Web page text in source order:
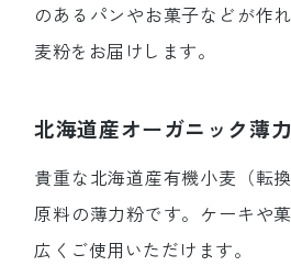
のあるパンやお菓子などが作
麦粉をお届けします。
北海道産オーガニック薄
貴重な北海道産有機小麦（転
原料の薄力粉です。ケーキや
広くご使用いただけます。